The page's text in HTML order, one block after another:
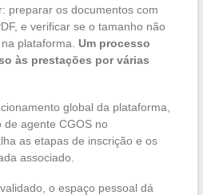
preparar os documentos com
e verificar se o tamanho não
plataforma. Um processo
às prestações por várias
global da plataforma,
agente CGOS no
as etapas de inscrição e os
associado.
o espaço pessoal dá